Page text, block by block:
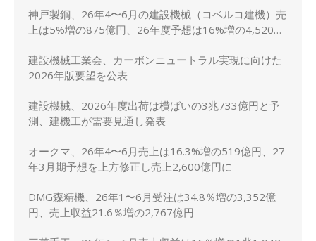
神戸製鋼、26年4〜6月の建設機械（コベルコ建機）売
上は5%増の875億円、26年度予想は16%増の4,520億
建設機械工業会、カーボンニュートラル実現に向けた
2026年版要望を公表
建設機械、2026年度出荷は横ばいの3兆733億円と予
測、建機工が需要見通し発表
オークマ、26年4〜6月売上は16.3%増の519億円、27
年3月期予想を上方修正し売上2,600億円に
DMG森精機、26年1〜6月受注は34.8％増の3,352億
円、売上収益21.6％増の2,767億円